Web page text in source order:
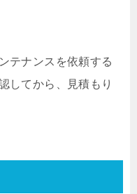
テナンスを依頼する
してから、見積もり